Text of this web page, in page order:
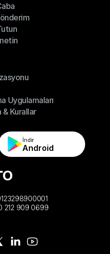
Uygulamaları
Uygulamaları
Kurallar
Kurallar
İndir
Android
212 909 0699